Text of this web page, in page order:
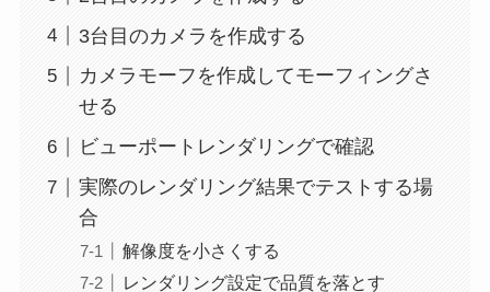
3台目のカメラを作成する
カメラモーフを作成してモーフィングさ
せる
ビューポートレンダリングで確認
実際のレンダリング結果でテストする場
合
解像度を小さくする
レンダリング設定で品質を落とす